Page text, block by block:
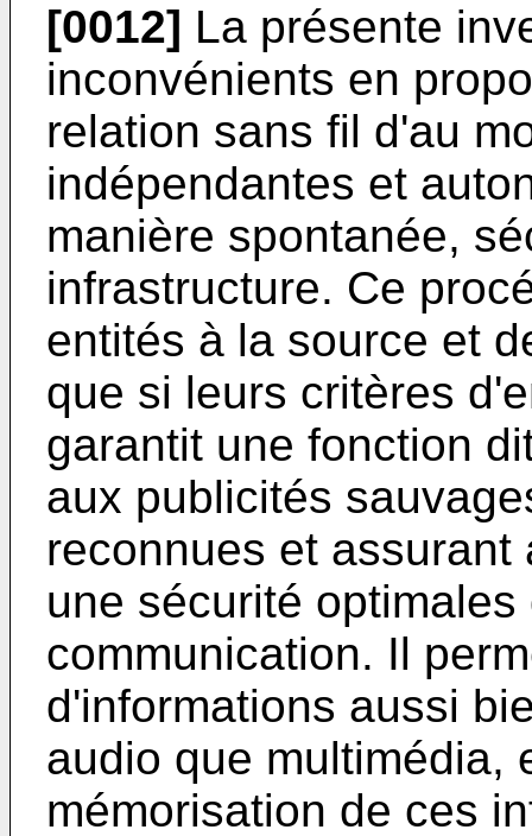
[0012] La présente
inconvénients en
relation sans fil d'au
indépendantes et
manière spontanée,
infrastructure. Ce
entités à la source et
que si leurs critères
garantit une fonction
aux publicités
reconnues et
une sécurité
communication. Il
d'informations aussi
audio que multimédia,
mémorisation de ces